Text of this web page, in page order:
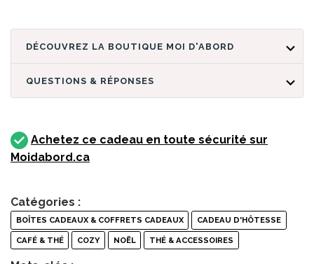
DÉCOUVREZ LA BOUTIQUE MOI D'ABORD
QUESTIONS & RÉPONSES
Achetez ce cadeau en toute sécurité sur
Moidabord.ca
Catégories :
BOÎTES CADEAUX & COFFRETS CADEAUX CADEAU D'HÔTESSE
CAFÉ & THÉ COZY NOËL THÉ & ACCESSOIRES